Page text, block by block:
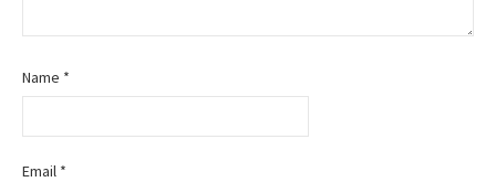
Name *
Email *